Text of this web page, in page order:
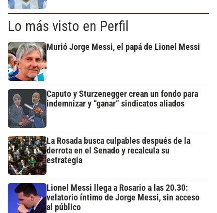
Lo más visto en Perfil
Murió Jorge Messi, el papá de Lionel Messi
Caputo y Sturzenegger crean un fondo para
indemnizar y “ganar” sindicatos aliados
La Rosada busca culpables después de la
derrota en el Senado y recalcula su
estrategia
Lionel Messi llega a Rosario a las 20.30:
velatorio íntimo de Jorge Messi, sin acceso
al público